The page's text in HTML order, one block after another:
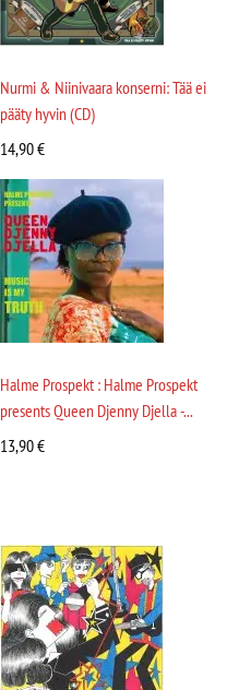
Nurmi & Niinivaara konserni: Tää ei
pääty hyvin (CD)
14,90€
Halme Prospekt : Halme Prospekt
presents Queen Djenny Djella -...
13,90€